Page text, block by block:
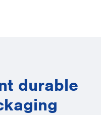
durable